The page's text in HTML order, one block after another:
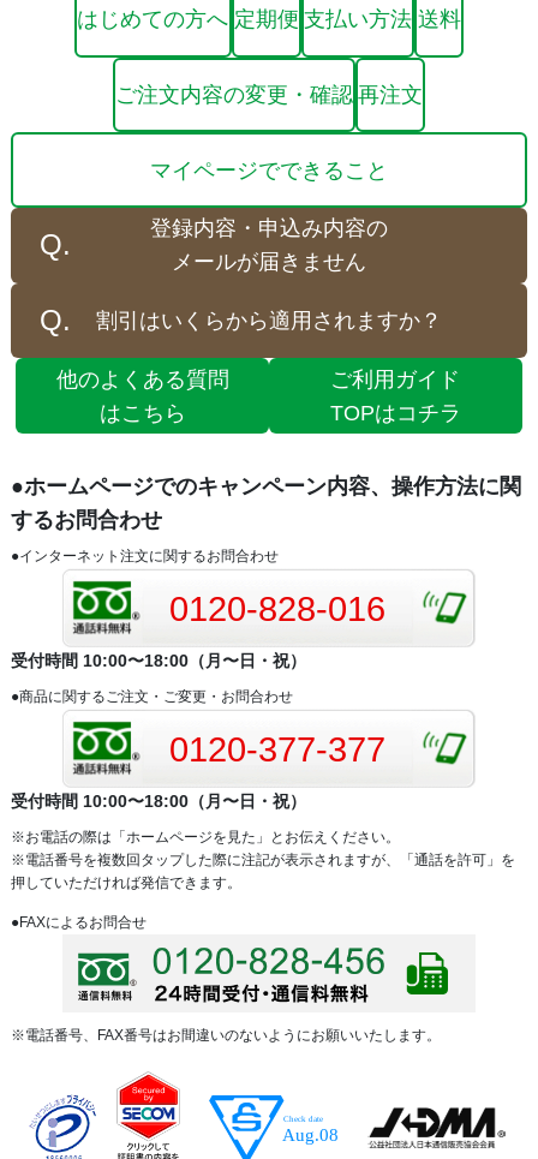
はじめての方へ 定期便 支払い方法 送料
ご注文内容の変更・確認 再注文
マイページでできること
登録内容・申込み内容の
メールが届きません
割引はいくらから適用されますか？
他のよくある質問
はこちら
ご利用ガイド
TOPはコチラ
●ホームページでのキャンペーン内容、操作方法に関
するお問合わせ
●インターネット注文に関するお問合わせ
0120-828-016
受付時間 10:00〜18:00（月〜日・祝）
●商品に関するご注文・ご変更・お問合わせ
0120-377-377
受付時間 10:00〜18:00（月〜日・祝）
※お電話の際は「ホームページを見た」とお伝えください。
※電話番号を複数回タップした際に注記が表示されますが、「通話を許可」を
押していただければ発信できます。
●FAXによるお問合せ
※電話番号、FAX番号はお間違いのないようにお願いいたします。